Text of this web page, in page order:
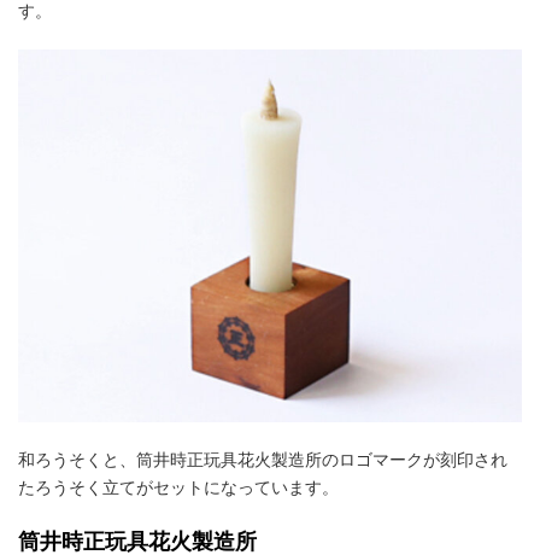
す。
和ろうそくと、筒井時正玩具花火製造所のロゴマークが刻印され
たろうそく立てがセットになっています。
筒井時正玩具花火製造所